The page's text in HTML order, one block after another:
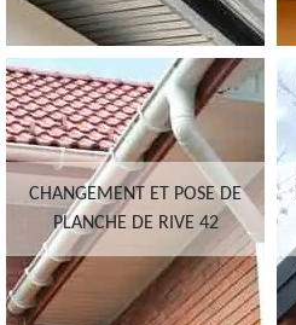
CHANGEMENT ET POSE DE
PLANCHE DE RIVE 42